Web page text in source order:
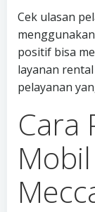
Cek ulasan
positif bisa
layanan
pelayanan
Cara